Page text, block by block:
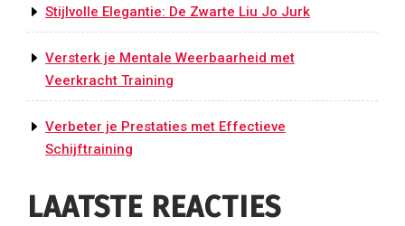
Stijlvolle Elegantie: De Zwarte Liu Jo Jurk
Versterk je Mentale Weerbaarheid met
Veerkracht Training
Verbeter je Prestaties met Effectieve
Schijftraining
LAATSTE REACTIES